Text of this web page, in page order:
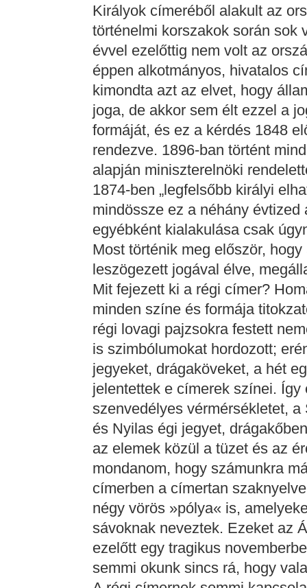
Királyok címeréből alakult az
történelmi korszakok során sok
évvel ezelőttig nem volt az
éppen alkotmányos, hivatalos
kimondta azt az elvet, hogy
joga, de akkor sem élt ezzel a
formáját, és ez a kérdés 1848
rendezve. 1896-ban történt
alapján miniszterelnöki
1874-ben „legfelsőbb királyi
mindössze ez a néhány
egyébként kialakulása csak
Most történik meg először,
leszögezett jogával élve,
Mit fejezett ki a régi címer?
minden színe és formája
régi lovagi pajzsokra festett
is szimbólumokat hordozott;
jegyeket, drágaköveket, a hét
jelentettek e címerek színei.
szenvedélyes vérmérsékletet,
és Nyilas égi jegyet,
az elemek közül a tüzet és az
mondanom, hogy számunkra
címerben a címertan
négy vörös »pólya« is,
sávoknak neveztek. Ezeket az
ezelőtt egy tragikus
semmi okunk sincs rá, hogy